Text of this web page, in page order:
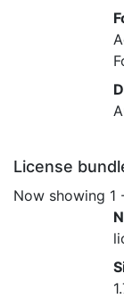
License
Now showing 1